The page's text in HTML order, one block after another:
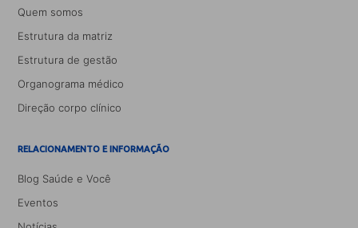
Quem somos
Estrutura da matriz
Estrutura de gestão
Organograma médico
Direção corpo clínico
RELACIONAMENTO E INFORMAÇÃO
Blog Saúde e Você
Eventos